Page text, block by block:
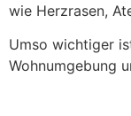
wie Herzrasen,
Umso wichtiger
Wohnumgebung